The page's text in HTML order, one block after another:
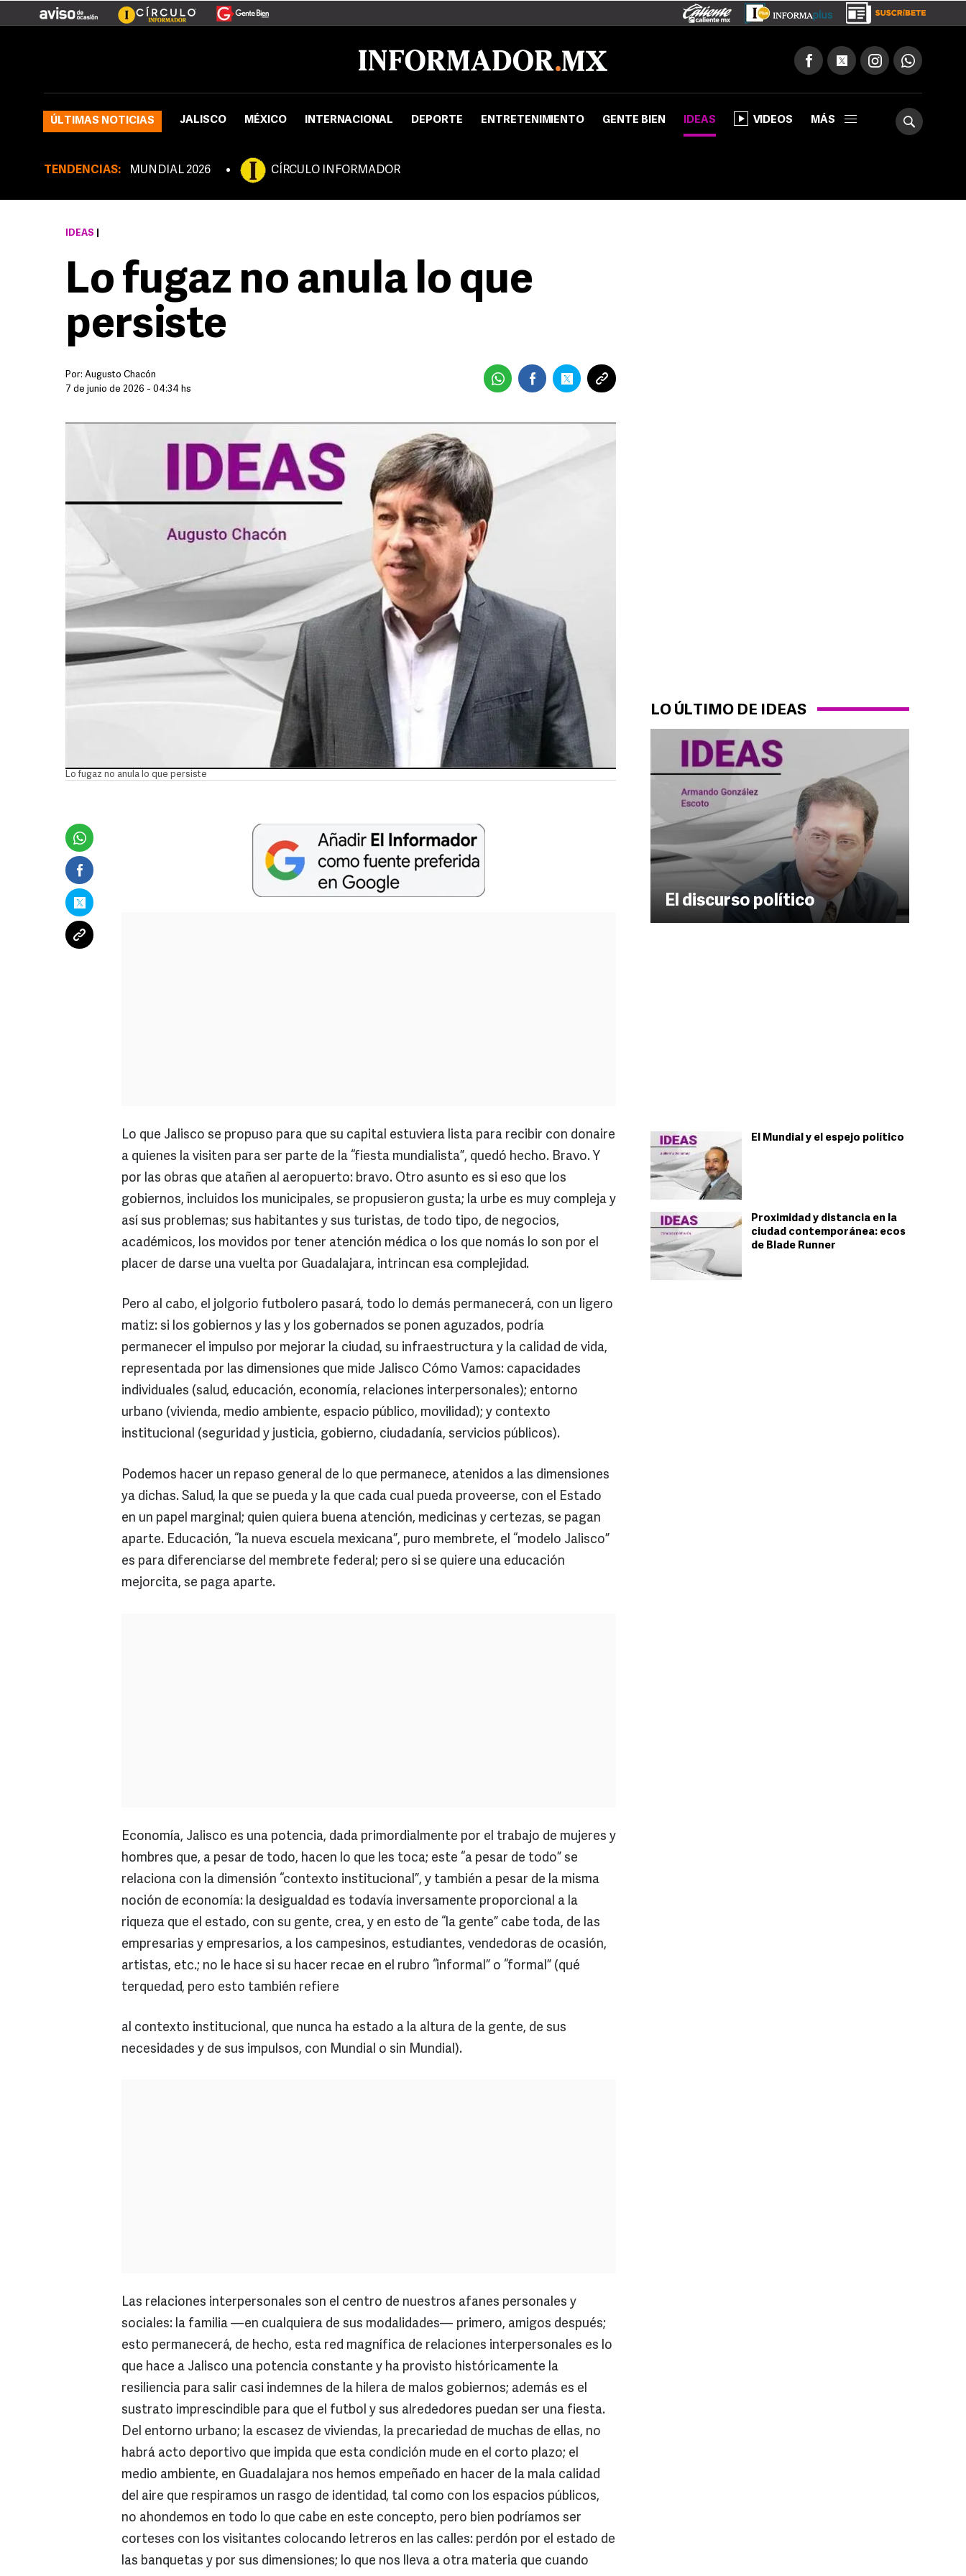
ÚLTIMAS NOTICIAS JALISCO MÉXICO INTERNACIONAL DEPORTE ENTRETENIMIENTO GENTE BIEN IDEAS VIDEOS MÁS
TENDENCIAS: MUNDIAL 2026 CÍRCULO INFORMADOR
LO ÚLTIMO DE IDEAS
El discurso político
El Mundial y el espejo político
Proximidad y distancia en la
ciudad contemporánea: ecos
de Blade Runner
IDEAS
Lo fugaz no anula lo que
persiste
Por: Augusto Chacón
7 de junio de 2026 - 04:34 hs
Lo fugaz no anula lo que persiste
Lo que Jalisco se propuso para que su capital estuviera lista para recibir con donaire
a quienes la visiten para ser parte de la “fiesta mundialista”, quedó hecho. Bravo. Y
por las obras que atañen al aeropuerto: bravo. Otro asunto es si eso que los
gobiernos, incluidos los municipales, se propusieron gusta; la urbe es muy compleja y
así sus problemas; sus habitantes y sus turistas, de todo tipo, de negocios,
académicos, los movidos por tener atención médica o los que nomás lo son por el
placer de darse una vuelta por Guadalajara, intrincan esa complejidad.
Pero al cabo, el jolgorio futbolero pasará, todo lo demás permanecerá, con un ligero
matiz: si los gobiernos y las y los gobernados se ponen aguzados, podría
permanecer el impulso por mejorar la ciudad, su infraestructura y la calidad de vida,
representada por las dimensiones que mide Jalisco Cómo Vamos: capacidades
individuales (salud, educación, economía, relaciones interpersonales); entorno
urbano (vivienda, medio ambiente, espacio público, movilidad); y contexto
institucional (seguridad y justicia, gobierno, ciudadanía, servicios públicos).
Podemos hacer un repaso general de lo que permanece, atenidos a las dimensiones
ya dichas. Salud, la que se pueda y la que cada cual pueda proveerse, con el Estado
en un papel marginal; quien quiera buena atención, medicinas y certezas, se pagan
aparte. Educación, “la nueva escuela mexicana”, puro membrete, el “modelo Jalisco”
es para diferenciarse del membrete federal; pero si se quiere una educación
mejorcita, se paga aparte.
Economía, Jalisco es una potencia, dada primordialmente por el trabajo de mujeres y
hombres que, a pesar de todo, hacen lo que les toca; este “a pesar de todo” se
relaciona con la dimensión “contexto institucional”, y también a pesar de la misma
noción de economía: la desigualdad es todavía inversamente proporcional a la
riqueza que el estado, con su gente, crea, y en esto de “la gente” cabe toda, de las
empresarias y empresarios, a los campesinos, estudiantes, vendedoras de ocasión,
artistas, etc.; no le hace si su hacer recae en el rubro “informal” o “formal” (qué
terquedad, pero esto también refiere
al contexto institucional, que nunca ha estado a la altura de la gente, de sus
necesidades y de sus impulsos, con Mundial o sin Mundial).
Las relaciones interpersonales son el centro de nuestros afanes personales y
sociales: la familia —en cualquiera de sus modalidades— primero, amigos después;
esto permanecerá, de hecho, esta red magnífica de relaciones interpersonales es lo
que hace a Jalisco una potencia constante y ha provisto históricamente la
resiliencia para salir casi indemnes de la hilera de malos gobiernos; además es el
sustrato imprescindible para que el futbol y sus alrededores puedan ser una fiesta.
Del entorno urbano; la escasez de viviendas, la precariedad de muchas de ellas, no
habrá acto deportivo que impida que esta condición mude en el corto plazo; el
medio ambiente, en Guadalajara nos hemos empeñado en hacer de la mala calidad
del aire que respiramos un rasgo de identidad, tal como con los espacios públicos,
no ahondemos en todo lo que cabe en este concepto, pero bien podríamos ser
corteses con los visitantes colocando letreros en las calles: perdón por el estado de
las banquetas y por sus dimensiones; lo que nos lleva a otra materia que cuando